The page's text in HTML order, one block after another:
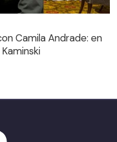
Camila Andrade: en